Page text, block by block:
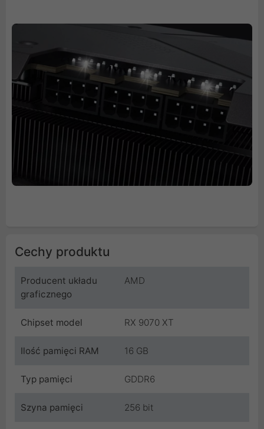
Cechy produktu
Producent układu
graficznego
AMD
Chipset model RX 9070 XT
Ilość pamięci RAM 16 GB
Typ pamięci GDDR6
Szyna pamięci 256 bit